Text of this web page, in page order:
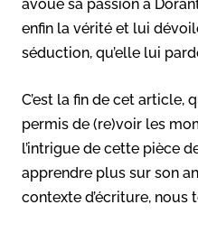
avoue sa passion à
enfin la vérité et lui
séduction, qu’elle lui
C’est la fin de cet article,
permis de (re)voir les
l’intrigue de cette pièce
apprendre plus sur son
contexte d’écriture, nous